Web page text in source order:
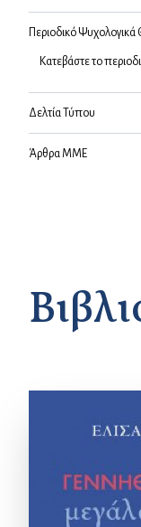
Περιοδικό
Κατεβάστε το
Δελτία Τύπου
Άρθρα ΜΜΕ